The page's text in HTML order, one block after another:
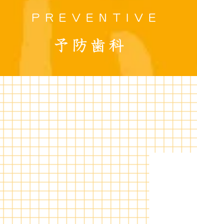
PREVENTIVE
予防歯科